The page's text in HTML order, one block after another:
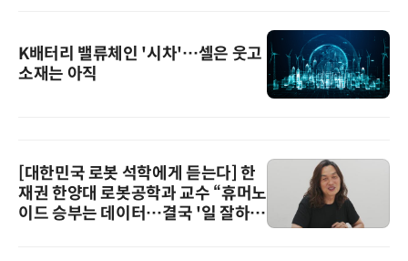
K배터리 밸류체인 '시차'…셀은 웃고
소재는 아직
[대한민국 로봇 석학에게 듣는다] 한
재권 한양대 로봇공학과 교수 “휴머노
이드 승부는 데이터…결국 '일 잘하는